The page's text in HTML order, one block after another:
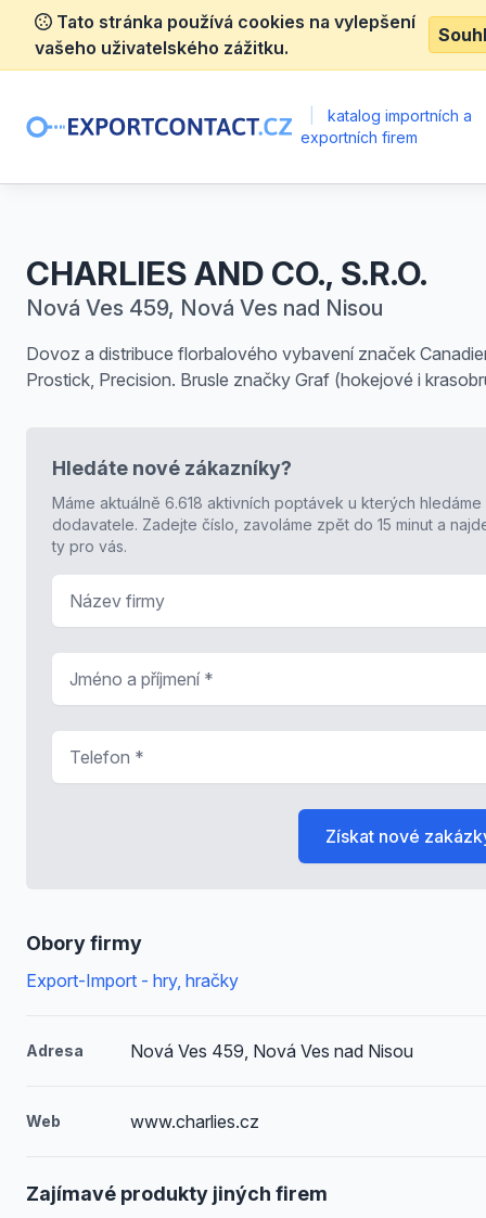
Tato stránka používá cookies na vylepšení
vašeho uživatelského zážitku.
katalog importních a
exportních firem
CHARLIES AND CO., S.R.O.
Nová Ves 459, Nová Ves nad Nisou
Dovoz a distribuce florbalového vybavení značek
Prostick, Precision. Brusle značky Graf (hokejové i
Obory firmy
Export-Import - hry, hračky
Adresa Nová Ves 459, Nová Ves nad Nisou
Web www.charlies.cz
Zajímavé produkty jiných firem
Hledáte nové zákazníky?
Máme aktuálně 6.618 aktivních poptávek u kterých hledáme
dodavatele. Zadejte číslo, zavoláme zpět do 15 minut a
ty pro vás.
Získat nové